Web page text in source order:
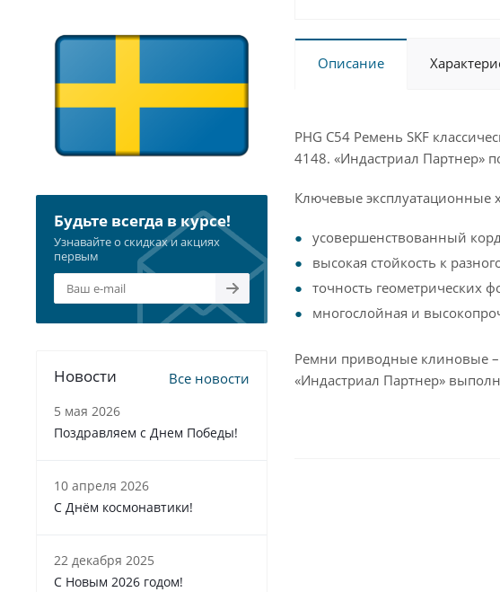
Описание
PHG C54 Ремень SKF
4148. «Индастриал Партнер»
Ключевые эксплуатационные
усовершенствованный
высокая стойкость к
точность геометрических
многослойная и
Ремни приводные клиновые
«Индастриал Партнер»
Будьте всегда в курсе!
Узнавайте о скидках и акциях
первым
Новости Все новости
5 мая 2026
Поздравляем с Днем Победы!
10 апреля 2026
С Днём космонавтики!
22 декабря 2025
C Новым 2026 годом!